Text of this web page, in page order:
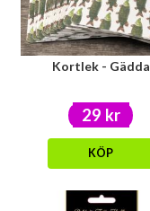
Kortlek - Gädda
29 kr
KÖP